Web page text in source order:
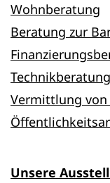
Wohnberatung
Beratung zur
Technikberatung
Vermittlung
Unsere